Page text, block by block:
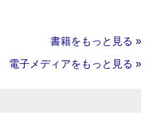
書籍をもっと見る »
電子メディアをもっと見る »